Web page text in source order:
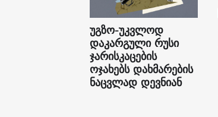
უგზო-უკვლოდ
დაკარგული რუსი
ჯარისკაცების
ოჯახებს დახმარების
ნაცვლად დევნიან